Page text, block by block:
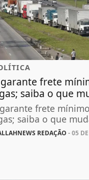
frete
saiba o que
frete
saiba o que
REDAÇÃO - 05